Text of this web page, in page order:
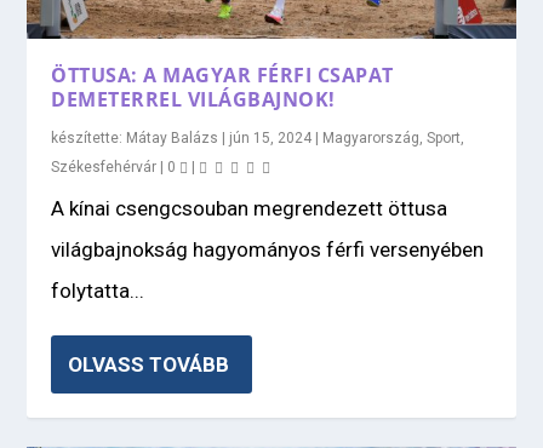
ÖTTUSA: A MAGYAR FÉRFI CSAPAT
DEMETERREL VILÁGBAJNOK!
készítette: Mátay Balázs | jún 15, 2024 | Magyarország ,Sport
Székesfehérvár | 0 |
A kínai csengcsouban megrendezett öttusa
világbajnokság hagyományos férfi versenyében
folytatta...
OLVASS TOVÁBB